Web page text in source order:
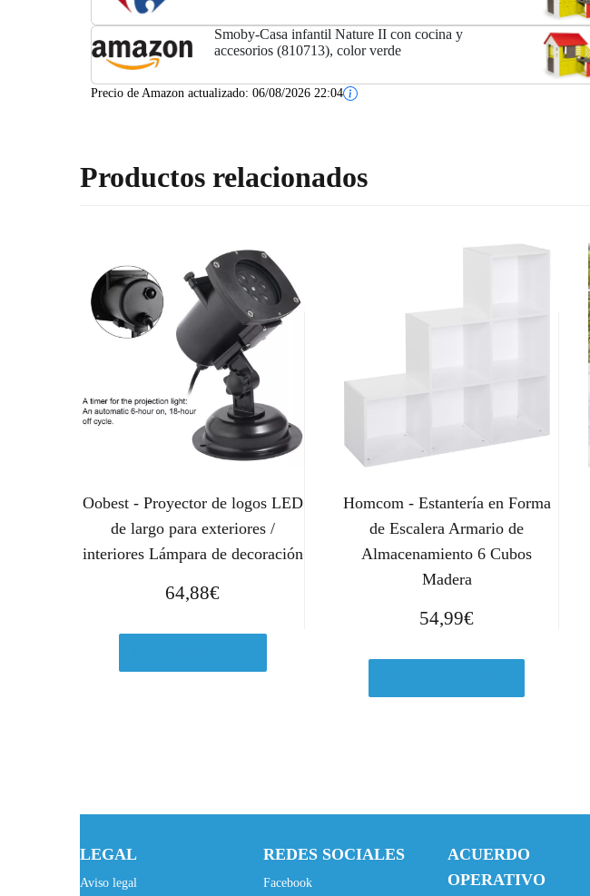
Smoby-Casa infantil Nature II con cocina y
accesorios (810713), color verde
Precio de Amazon actualizado: 06/08/2026 22:04
Productos relacionados
Oobest - Proyector de logos LED
de largo para exteriores /
interiores Lámpara de decoración
64,88€
Homcom - Estantería en Forma
de Escalera Armario de
Almacenamiento 6 Cubos
Madera
54,99€
LEGAL
Aviso legal
REDES SOCIALES
Facebook
ACUERDO
OPERATIVO